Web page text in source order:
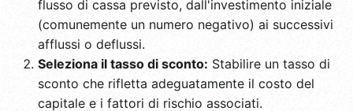
flusso di cassa previsto, dall'investimento iniziale
(comunemente un numero negativo) ai successivi
afflussi o deflussi.
Seleziona il tasso di sconto: Stabilire un tasso di
sconto che rifletta adeguatamente il costo del
capitale e i fattori di rischio associati.